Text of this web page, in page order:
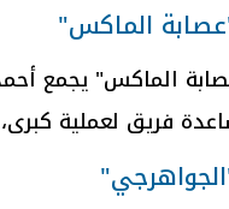
الماكس"
الماكس" يجمع
فريق لعملية كبرى،